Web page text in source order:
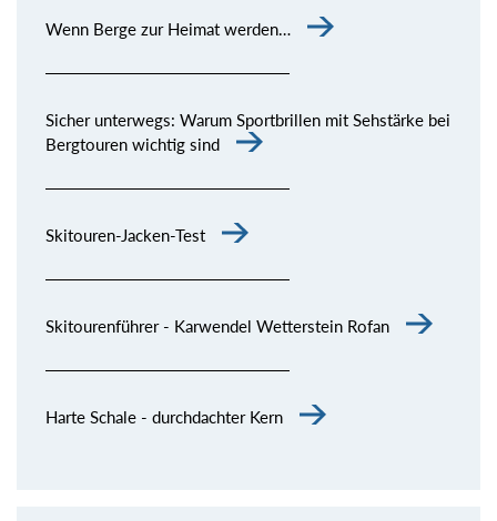
Wenn Berge zur Heimat werden…
Sicher unterwegs: Warum Sportbrillen mit Sehstärke bei
Bergtouren wichtig sind
Skitouren-Jacken-Test
Skitourenführer - Karwendel Wetterstein Rofan
Harte Schale - durchdachter Kern